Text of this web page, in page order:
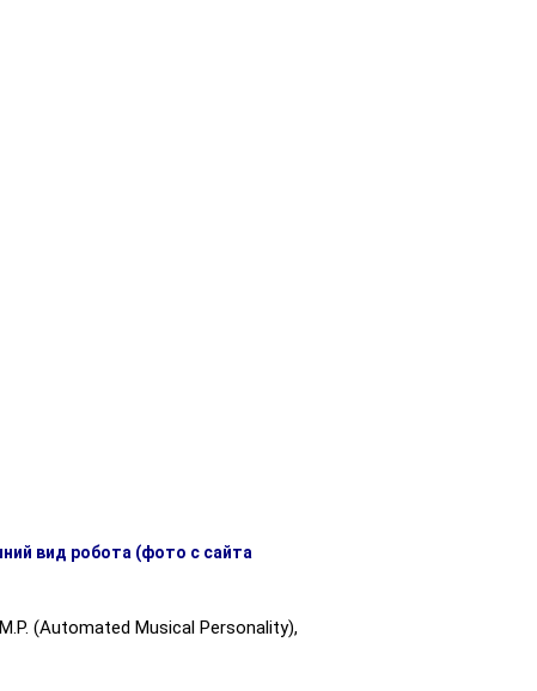
вид робота (фото с сайта
(Automated Musical Personality),